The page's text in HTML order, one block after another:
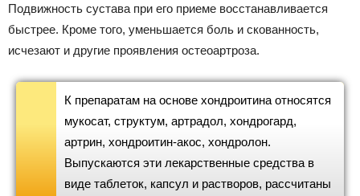
Подвижность сустава при его приеме восстанавливается
быстрее. Кроме того, уменьшается боль и скованность,
исчезают и другие проявления остеоартроза.
К препаратам на основе хондроитина относятся
мукосат, структум, артрадол, хондрогард,
артрин, хондроитин-акос, хондролон.
Выпускаются эти лекарственные средства в
виде таблеток, капсул и растворов, рассчитаны